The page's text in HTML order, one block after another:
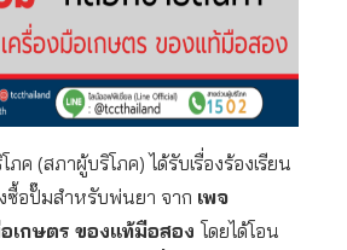
ค (สภาผู้บริโภค) ได้รับเรื่องร้องเรียน
ซื้อปั๊มสำหรับพ่นยา จาก เพจ
อเกษตร ของแท้มือสอง โดยได้โอน